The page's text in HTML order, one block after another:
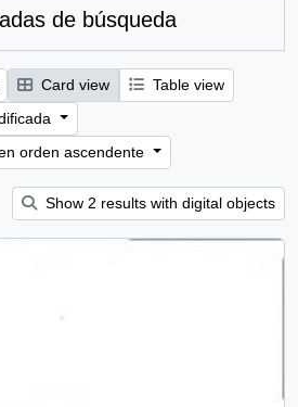
de búsqueda
Card view
Table view
orden ascendente
Show 2 results with digital objects